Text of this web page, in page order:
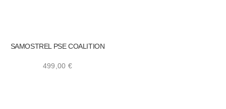
499,00 €
SAMOSTREL PSE COALITION